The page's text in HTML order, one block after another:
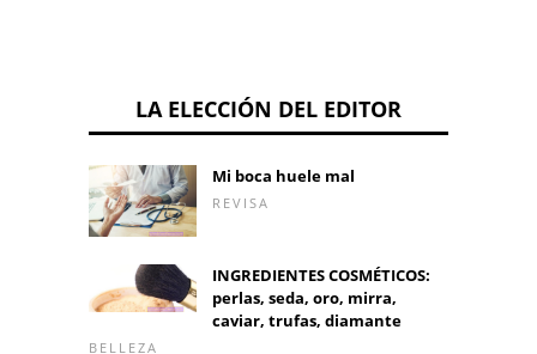
LA ELECCIÓN DEL EDITOR
Mi boca huele mal
REVISA
INGREDIENTES COSMÉTICOS:
perlas, seda, oro, mirra,
caviar, trufas, diamante
BELLEZA